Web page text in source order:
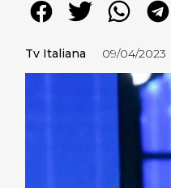
Tv Italiana 09/04/2023